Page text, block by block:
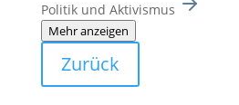
Politik und Aktivismus
Mehr anzeigen
Zurück